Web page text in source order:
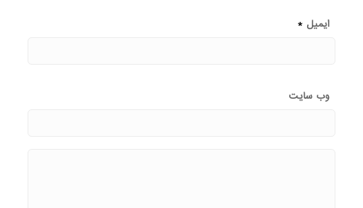
ایمیل *
وب‌ سایت